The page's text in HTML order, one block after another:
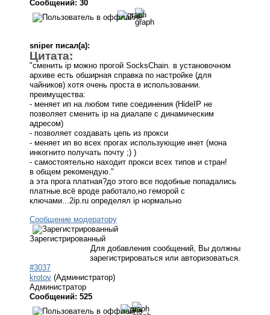
Сообщений: 30
sniper писал(а):
Цитата:
"сменить ip можно прогой SocksChain. в установочном
архиве есть обширная справка по настройке (для
чайников) хотя очень проста в использовании.
преимущества:
- меняет ип на любом типе соединения (HideIP не
позволяет сменить ip на диалапе с динамическим
адресом)
- позволяет создавать цепь из прокси
- меняет ип во всех прогах использующие инет (мона
инкогнито получать почту ;) )
- самостоятельно находит прокси всех типов и стран!
в общем рекомендую."
а эта прога платная?до этого все подобные попадались
платные.всё вроде работало,но геморой с
ключами...2ip.ru определял ip нормально
Сообщение модератору
Зарегистрированный
Для добавления сообщений, Вы должны
зарегистрироваться или авторизоваться.
#3037
krotov (Администратор)
Администратор
Сообщений: 525